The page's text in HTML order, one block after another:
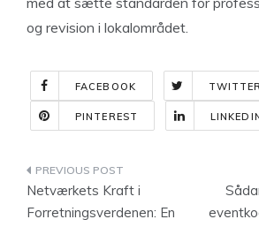
og revision i lokalområdet.
FACEBOOK
PINTEREST
Indlægsnavigation
Netværkets Kraft i
Forretningsverdenen: En